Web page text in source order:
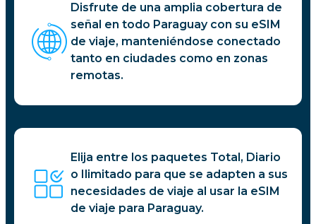
Disfrute de una amplia cobertura de
señal en todo Paraguay con su eSIM
de viaje, manteniéndose conectado
tanto en ciudades como en zonas
remotas.
Elija entre los paquetes Total, Diario
o Ilimitado para que se adapten a sus
necesidades de viaje al usar la eSIM
de viaje para Paraguay.